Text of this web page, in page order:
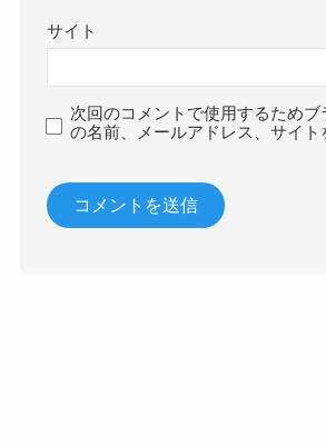
サイト
次回のコメントで使用するためブ
の名前、メールアドレス、サイト